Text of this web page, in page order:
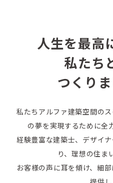
人生を最高
私たち
つくり
私たちアルファ建築空間の
の夢を実現するために全
経験豊富な建築士、デザイ
り、理想の住ま
お客様の声に耳を傾け、細